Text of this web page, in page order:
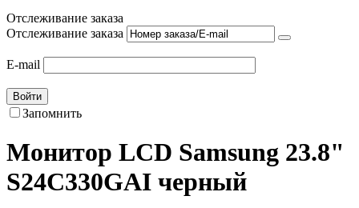
Отслеживание заказа
Отслеживание заказа
E-mail
Войти
Запомнить
Монитор LCD Samsung 23.8"
S24C330GAI черный